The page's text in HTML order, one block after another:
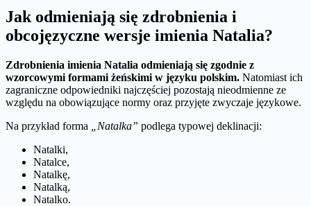
Jak odmieniają się zdrobnienia i
obcojęzyczne wersje imienia Natalia?
Zdrobnienia imienia Natalia odmieniają się zgodnie z
wzorcowymi formami żeńskimi w języku polskim. Natomiast ich
zagraniczne odpowiedniki najczęściej pozostają nieodmienne ze
względu na obowiązujące normy oraz przyjęte zwyczaje językowe.
Na przykład forma
„Natalka” podlega typowej deklinacji:
Natalki,
Natalce,
Natalkę,
Natalką,
Natalko.